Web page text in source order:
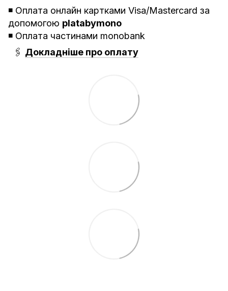
◾️ Оплата онлайн картками Visa/Mastercard за
допомогою platabymono
◾️ Оплата частинами monobank
🖇 Докладніше про оплату